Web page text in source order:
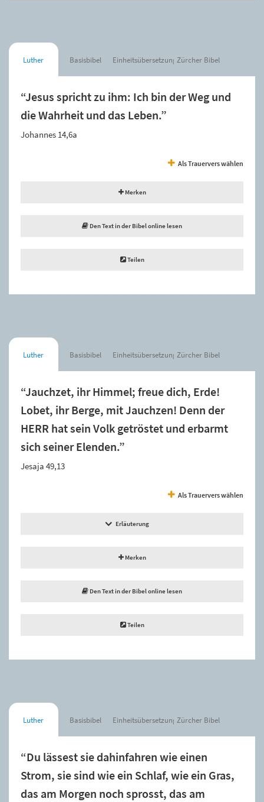
Luther Basisbibel Einheitsübersetzung Zürcher Bibel
“Jesus spricht zu ihm: Ich bin der Weg und
die Wahrheit und das Leben.”
Johannes 14,6a
Als Trauervers wählen
Merken
Den Text in der Bibel online lesen
Teilen
Luther Basisbibel Einheitsübersetzung Zürcher Bibel
“Jauchzet, ihr Himmel; freue dich, Erde!
Lobet, ihr Berge, mit Jauchzen! Denn der
HERR hat sein Volk getröstet und erbarmt
sich seiner Elenden.”
Jesaja 49,13
Als Trauervers wählen
Erläuterung
Merken
Den Text in der Bibel online lesen
Teilen
Luther Basisbibel Einheitsübersetzung Zürcher Bibel
“Du lässest sie dahinfahren wie einen
Strom, sie sind wie ein Schlaf, wie ein Gras,
das am Morgen noch sprosst, das am